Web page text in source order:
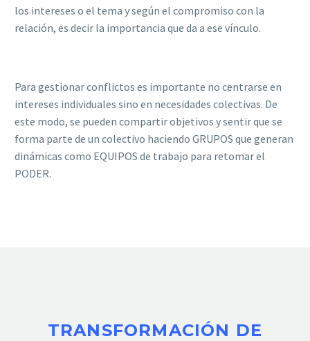
los intereses o el tema y según el compromiso con la
relación, es decir la importancia que da a ese vínculo.
Para gestionar conflictos es importante no centrarse en
intereses individuales sino en necesidades colectivas. De
este modo, se pueden compartir objetivos y sentir que se
forma parte de un colectivo haciendo GRUPOS que generan
dinámicas como EQUIPOS de trabajo para retomar el
PODER.
TRANSFORMACIÓN DE